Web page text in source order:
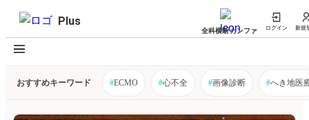
Plus
全科横断カンファ ログイン 新規
おすすめキーワード #ECMO #心不全 #画像診断 #へき地医